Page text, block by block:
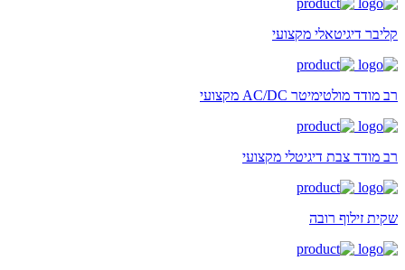
קליבר דיגיטאלי מקצועי
רב מודד מולטימיטר AC/DC מקצועי
רב מודד צבת דיגיטלי מקצועי
שקית זילוף רובה